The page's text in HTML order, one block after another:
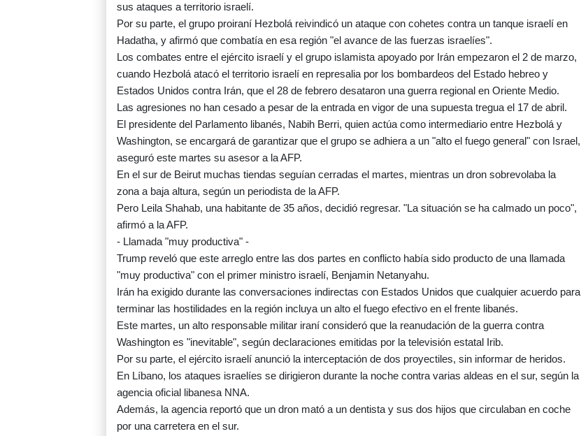
sus ataques a territorio israelí.
Por su parte, el grupo proiraní Hezbolá reivindicó un ataque con cohetes contra un tanque israelí en
Hadatha, y afirmó que combatía en esa región "el avance de las fuerzas israelíes".
Los combates entre el ejército israelí y el grupo islamista apoyado por Irán empezaron el 2 de marzo,
cuando Hezbolá atacó el territorio israelí en represalia por los bombardeos del Estado hebreo y
Estados Unidos contra Irán, que el 28 de febrero desataron una guerra regional en Oriente Medio.
Las agresiones no han cesado a pesar de la entrada en vigor de una supuesta tregua el 17 de abril.
El presidente del Parlamento libanés, Nabih Berri, quien actúa como intermediario entre Hezbolá y
Washington, se encargará de garantizar que el grupo se adhiera a un "alto el fuego general" con Israel,
aseguró este martes su asesor a la AFP.
En el sur de Beirut muchas tiendas seguían cerradas el martes, mientras un dron sobrevolaba la
zona a baja altura, según un periodista de la AFP.
Pero Leila Shahab, una habitante de 35 años, decidió regresar. "La situación se ha calmado un poco",
afirmó a la AFP.
- Llamada "muy productiva" -
Trump reveló que este arreglo entre las dos partes en conflicto había sido producto de una llamada
"muy productiva" con el primer ministro israelí, Benjamin Netanyahu.
Irán ha exigido durante las conversaciones indirectas con Estados Unidos que cualquier acuerdo para
terminar las hostilidades en la región incluya un alto el fuego efectivo en el frente libanés.
Este martes, un alto responsable militar iraní consideró que la reanudación de la guerra contra
Washington es "inevitable", según declaraciones emitidas por la televisión estatal Irib.
Por su parte, el ejército israelí anunció la interceptación de dos proyectiles, sin informar de heridos.
En Líbano, los ataques israelíes se dirigieron durante la noche contra varias aldeas en el sur, según la
agencia oficial libanesa NNA.
Además, la agencia reportó que un dron mató a un dentista y sus dos hijos que circulaban en coche
por una carretera en el sur.